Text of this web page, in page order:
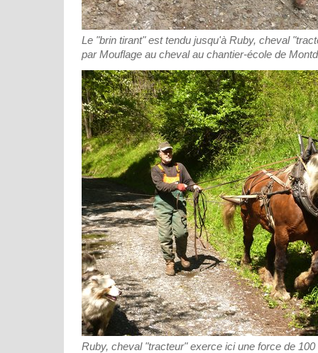
Le "brin tirant" est tendu jusqu'à Ruby, cheval
par Mouflage au cheval au chantier-école de
Ruby, cheval "tracteur" exerce ici une force de